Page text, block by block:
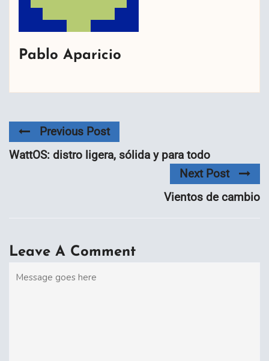
Pablo Aparicio
Previous Post
WattOS: distro ligera, sólida y para todo
Next Post
Vientos de cambio
Leave A Comment